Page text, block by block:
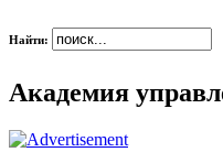
Найти:
Академия